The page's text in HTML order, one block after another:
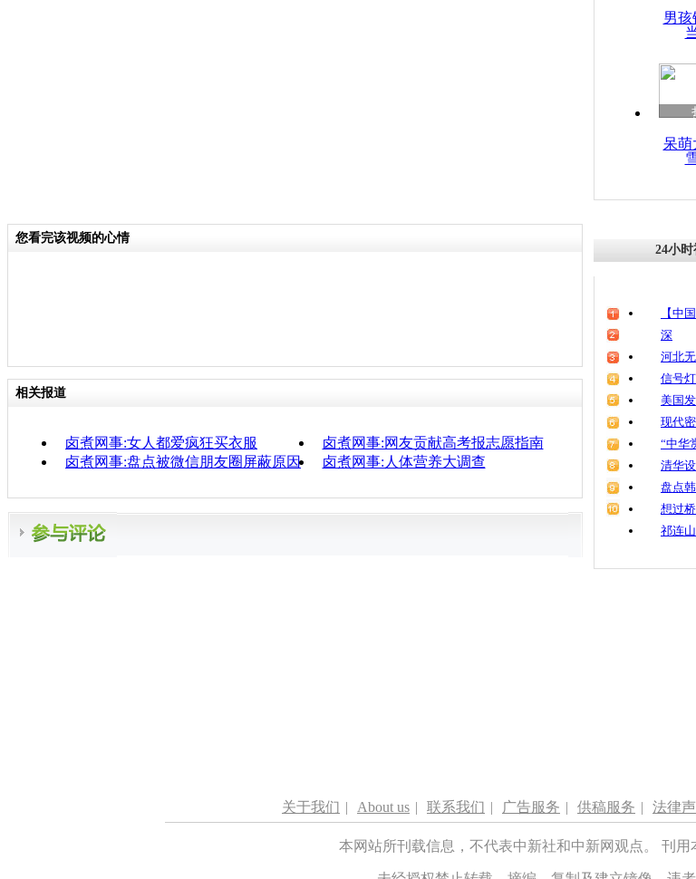
男孩
呆萌
您看完该视频的心情
相关报道
卤煮网事:女人都爱疯狂买衣服
卤煮网事:网友贡献高考报志愿指南
卤煮网事:盘点被微信朋友圈屏蔽原因
卤煮网事:人体营养大调查
24小
【中
深
河北
信号
美国
现代
“中华
清华
盘点
想过
祁连
关于我们 | About us | 联系我们 | 广告服务 | 供稿服务 | 法律
本网站所刊载信息，不代表中新社和中新网观点。 刊用